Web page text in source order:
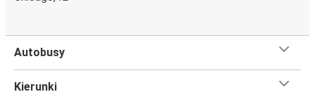
Autobusy
Kierunki